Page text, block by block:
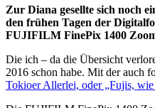
Zur Diana gesellte sich noch
den frühen Tagen der
FUJIFILM FinePix 1400
Die ich – da die Übersicht
2016 schon habe. Mit der auch
Tokioer Allerlei, oder „Fujis, wie